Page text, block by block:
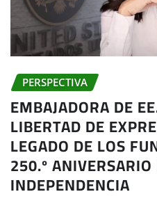
PERSPECTIVA
EMBAJADORA DE
LIBERTAD DE
LEGADO DE LOS
250.º
INDEPENDENCIA